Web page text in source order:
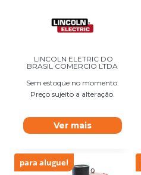
LINCOLN ELETRIC DO
BRASIL COMERCIO LTDA
Sem estoque no momento.
Preço sujeito a alteração.
Ver mais
para aluguel